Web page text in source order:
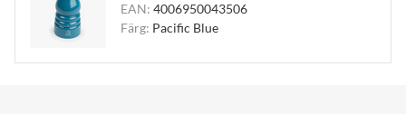
EAN: 4006950043506
Färg: Pacific Blue